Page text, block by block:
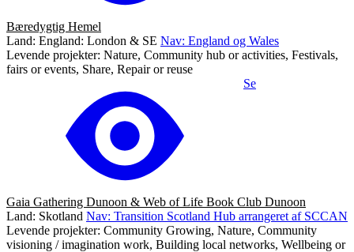
Bæredygtig Hemel
Land: England: London & SE Nav: England og Wales
Levende projekter: Nature, Community hub or activities, Festivals,
fairs or events, Share, Repair or reuse
Se
Gaia Gathering Dunoon & Web of Life Book Club Dunoon
Land: Skotland Nav: Transition Scotland Hub arrangeret af SCCAN
Levende projekter: Community Growing, Nature, Community
visioning / imagination work, Building local networks, Wellbeing or